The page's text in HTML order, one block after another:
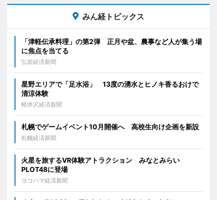
みん経トピックス
「津軽伝承料理」の第2弾 正月や盆、農事など人が集う場
に焦点を当てる
弘前経済新聞
星野エリアで「足水浴」 13度の湧水とヒノキ香るおけで
清涼体験
軽井沢経済新聞
札幌でゲームイベント10月開催へ 高校生向け企画を新設
札幌経済新聞
火星を旅するVR体験アトラクション みなとみらい
PLOT48に登場
ヨコハマ経済新聞